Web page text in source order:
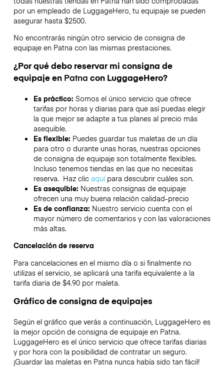
por un empleado de LuggageHero, tu equipaje se pueden
asegurar hasta $2500.
No encontrarás ningún otro servicio de consigna de
equipaje en Patna con las mismas prestaciones.
¿Por qué debo reservar mi consigna de
equipaje en Patna con LuggageHero?
Es práctico: Somos el único servicio que ofrece
tarifas por horas y diarias para que así puedas elegir
la que mejor se adapte a tus planes al precio más
asequible.
Es flexible: Puedes guardar tus maletas de un día
para otro o durante unas horas, nuestras opciones
de consigna de equipaje son totalmente flexibles.
Incluso tenemos tiendas en las que no necesitas
reserva. Haz clic aquípara descubrir cuáles son.
Es asequible: Nuestras consignas de equipaje
ofrecen una muy buena relación calidad-precio
Es de confianza: Nuestro servicio cuenta con el
mayor número de comentarios y con las valoraciones
más altas.
Cancelación de reserva
Para cancelaciones en el mismo día o si finalmente no
utilizas el servicio, se aplicará una tarifa equivalente a la
tarifa diaria de $4.90 por maleta.
Gráfico de consigna de equipajes
Según el gráfico que verás a continuación, LuggageHero es
la mejor opción de consigna de equipaje en Patna.
LuggageHero es el único servicio que ofrece tarifas diarias
y por hora con la posibilidad de contratar un seguro.
¡Guardar las maletas en Patna nunca había sido tan fácil!